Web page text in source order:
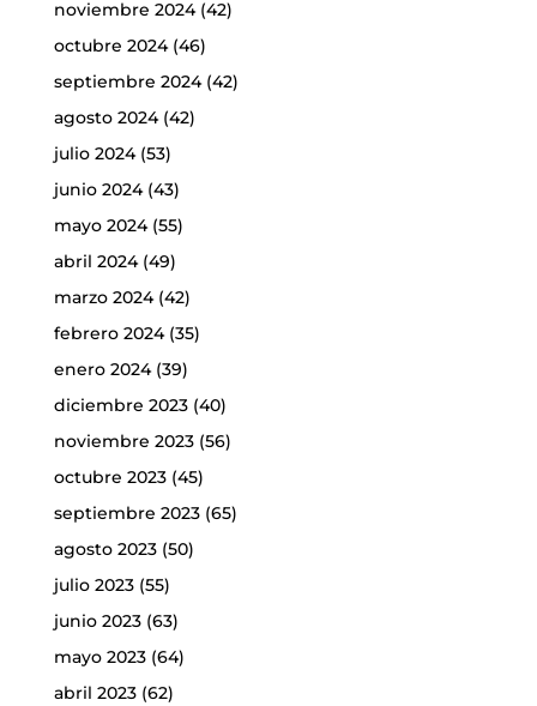
noviembre 2024(42)
octubre 2024(46)
septiembre 2024(42)
agosto 2024(42)
julio 2024(53)
junio 2024(43)
mayo 2024(55)
abril 2024(49)
marzo 2024(42)
febrero 2024(35)
enero 2024(39)
diciembre 2023(40)
noviembre 2023(56)
octubre 2023(45)
septiembre 2023(65)
agosto 2023(50)
julio 2023(55)
junio 2023(63)
mayo 2023(64)
abril 2023(62)